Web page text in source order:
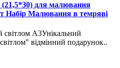
для малювання
Набір Малювання в темряві
A3Унікальний
відмінний подарунок..